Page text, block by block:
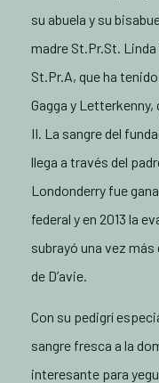
su abuela y su
madre St.Pr.St.
St.Pr.A, que ha
Gagga y
II. La sangre del
llega a través del
Londonderry fue
federal y en 2013 la
subrayó una vez
de D’avie.
Con su pedigrí
sangre fresca a la
interesante para